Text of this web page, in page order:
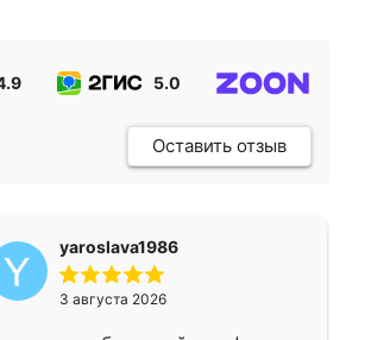
5.0
Оставить отзыв
yaroslava1986
3 августа 2026